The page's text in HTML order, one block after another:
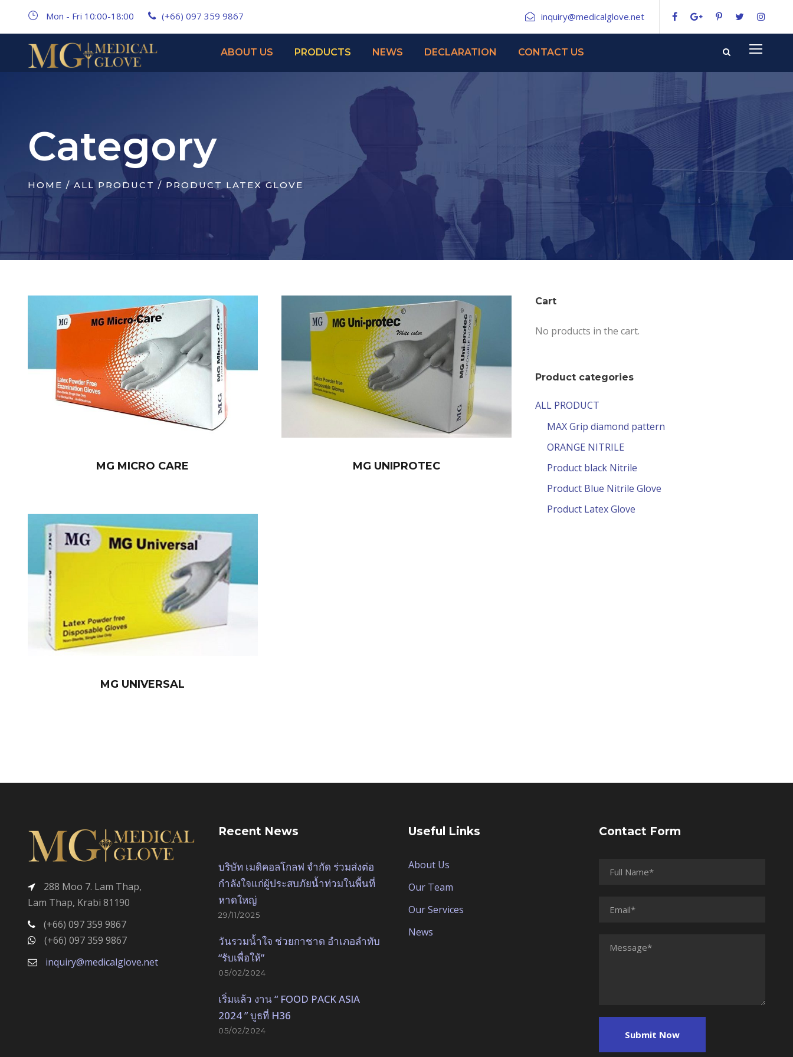
Mon - Fri 10:00-18:00 (+66) 097 359 9867 inquiry@medicalglove.net
ABOUT US PRODUCTS NEWS DECLARATION CONTACT US
Category
HOME /ALL PRODUCT / PRODUCT LATEX GLOVE
MG MICRO CARE MG UNIPROTEC
MG UNIVERSAL
Cart
No products in the cart.
Product categories
ALL PRODUCT
MAX Grip diamond pattern
ORANGE NITRILE
Product black Nitrile
Product Blue Nitrile Glove
Product Latex Glove
288 Moo 7. Lam Thap,
Lam Thap, Krabi 81190
(+66) 097 359 9867
(+66) 097 359 9867
inquiry@medicalglove.net
Recent News
บริษัท เมดิคอลโกลฟ จำกัด ร่วมส่งต่อ
กำลังใจแก่ผู้ประสบภัยน้ำท่วมในพื้นที่
หาดใหญ่
29/11/2025
วันรวมน้ำใจ ช่วยกาชาด อำเภอลำทับ
“รับเพื่อให้”
05/02/2024
เริ่มแล้ว งาน “ FOOD PACK ASIA
2024 ” บูธที่ H36
05/02/2024
Useful Links
About Us
Our Team
Our Services
News
Contact Form